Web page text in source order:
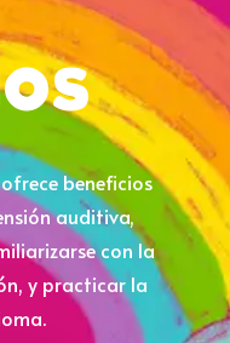
beneficios
auditiva,
con la
y practicar la